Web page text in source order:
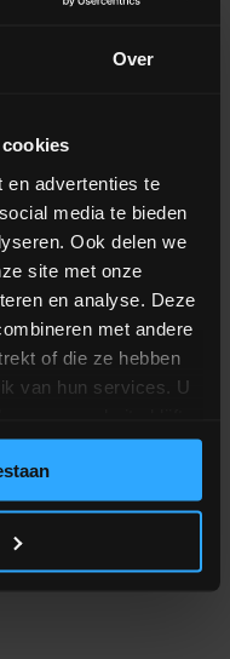
Over
en advertenties te
media te bieden
Ook delen we
site met onze
en analyse. Deze
met andere
of die ze hebben
van hun services. U
voor
van ingrediënten en
uitrusting
Wij staan voor u klaar
machines.